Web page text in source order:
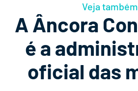
Veja também
A Âncora
é a
oficial das